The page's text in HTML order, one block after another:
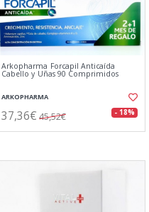
Arkopharma Forcapil Anticaída
Cabello y Uñas 90 Comprimidos
ARKOPHARMA
37,36€ 45,52€ - 18%